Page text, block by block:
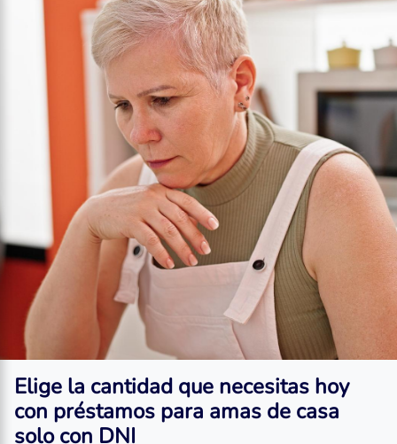
Elige la cantidad que necesitas hoy
con préstamos para amas de casa
solo con DNI